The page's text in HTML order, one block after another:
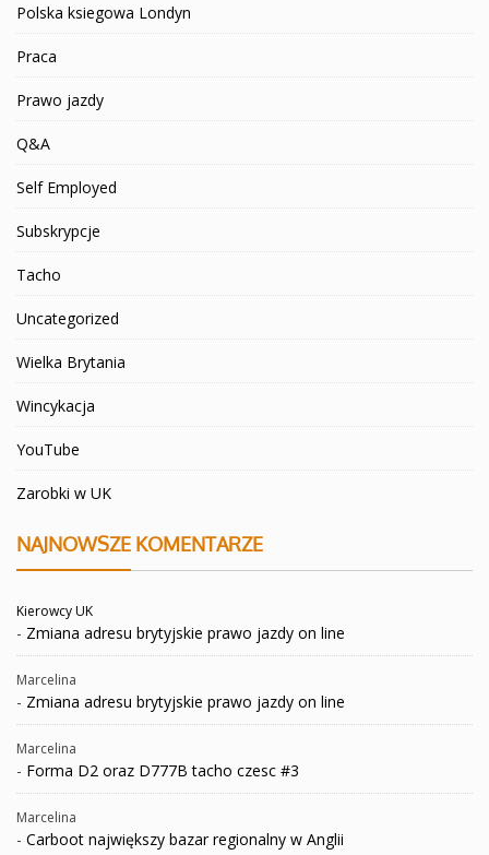
Polska ksiegowa Londyn
Praca
Prawo jazdy
Q&A
Self Employed
Subskrypcje
Tacho
Uncategorized
Wielka Brytania
Wincykacja
YouTube
Zarobki w UK
NAJNOWSZE KOMENTARZE
Kierowcy UK
- Zmiana adresu brytyjskie prawo jazdy on line
Marcelina
- Zmiana adresu brytyjskie prawo jazdy on line
Marcelina
- Forma D2 oraz D777B tacho czesc #3
Marcelina
- Carboot największy bazar regionalny w Anglii